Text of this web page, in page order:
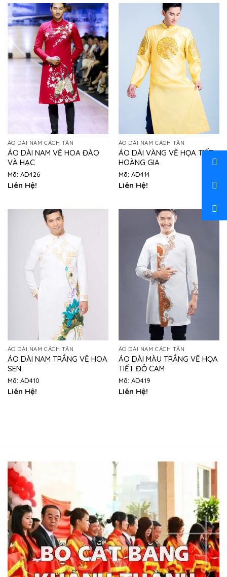
ÁO DÀI NAM CÁCH TÂN
ÁO DÀI NAM VẼ HOA ĐÀO
VÀ HẠC
Mã: AD426
Liên Hệ!
ÁO DÀI NAM CÁCH TÂN
ÁO DÀI VÀNG VẼ HỌA TIẾT
HOÀNG GIA
Mã: AD414
Liên Hệ!
ÁO DÀI NAM CÁCH TÂN
ÁO DÀI NAM TRẮNG VẼ HOA
SEN
Mã: AD410
Liên Hệ!
ÁO DÀI NAM CÁCH TÂN
ÁO DÀI MÀU TRẮNG VẼ HỌA
TIẾT ĐỎ CAM
Mã: AD419
Liên Hệ!